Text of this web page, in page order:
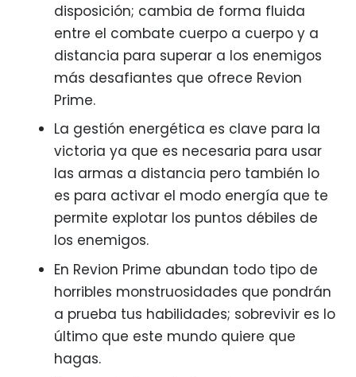
disposición; cambia de forma fluida
entre el combate cuerpo a cuerpo y a
distancia para superar a los enemigos
más desafiantes que ofrece Revion
Prime.
La gestión energética es clave para la
victoria ya que es necesaria para usar
las armas a distancia pero también lo
es para activar el modo energía que te
permite explotar los puntos débiles de
los enemigos.
En Revion Prime abundan todo tipo de
horribles monstruosidades que pondrán
a prueba tus habilidades; sobrevivir es lo
último que este mundo quiere que
hagas.